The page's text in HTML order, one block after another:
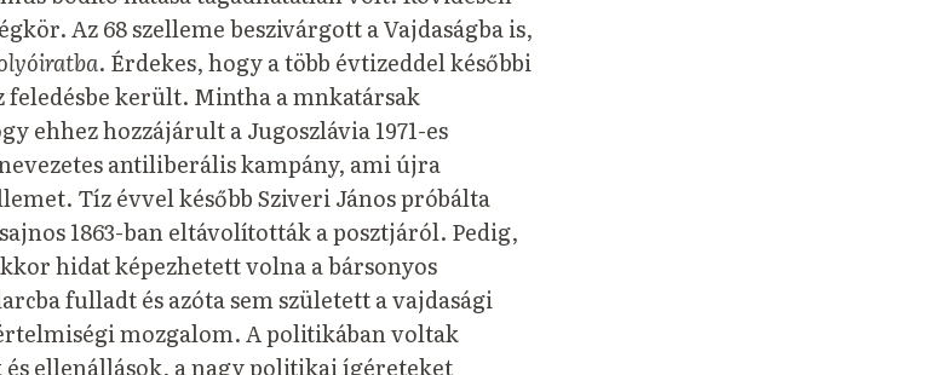
Az 68 szelleme beszivárgott a Vajdaságba is,
. Érdekes, hogy a több évtizeddel későbbi
feledésbe került. Mintha a mnkatársak
ehhez hozzájárult a Jugoszlávia 1971-es
antiliberális kampány, ami újra
Tíz évvel később Sziveri János próbálta
1863-ban eltávolították a posztjáról. Pedig,
hidat képezhetett volna a bársonyos
fulladt és azóta sem született a vajdasági
mozgalom. A politikában voltak
ellenállások, a nagy politikai ígéreteket